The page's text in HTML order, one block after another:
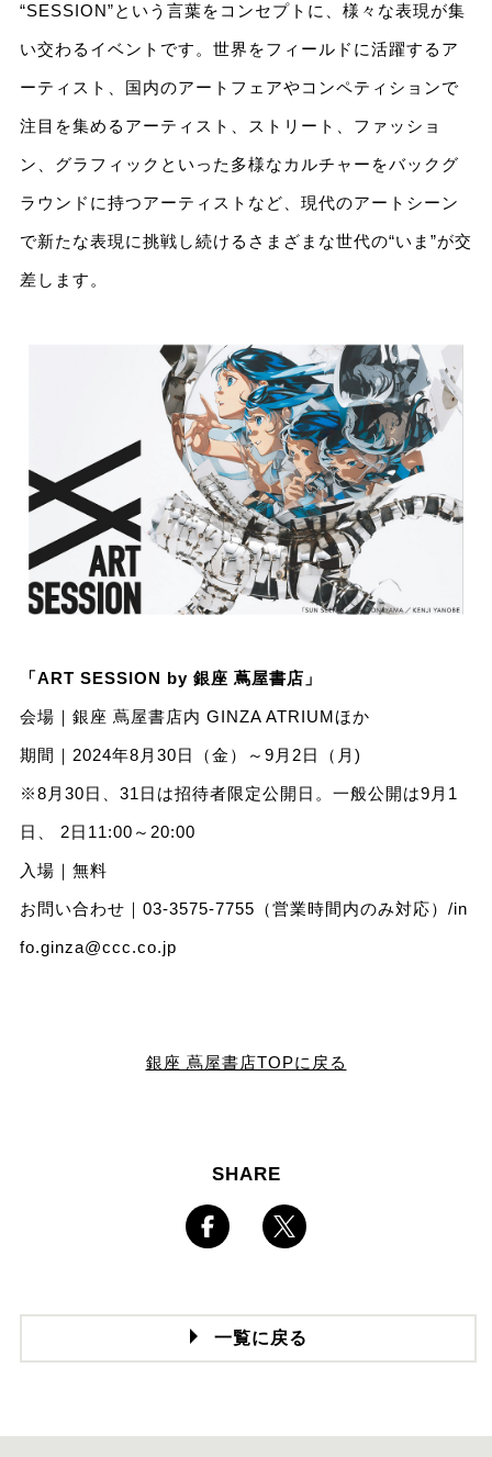
“SESSION”という言葉をコンセプトに、様々な表現が集
い交わるイベントです。世界をフィールドに活躍するア
ーティスト、国内のアートフェアやコンペティションで
注目を集めるアーティスト、ストリート、ファッショ
ン、グラフィックといった多様なカルチャーをバックグ
ラウンドに持つアーティストなど、現代のアートシーン
で新たな表現に挑戦し続けるさまざまな世代の“いま”が交
差します。
「ART SESSION by 銀座 蔦屋書店」
会場｜銀座 蔦屋書店内 GINZA ATRIUMほか
期間｜2024年8月30日（金）～9月2日（月)
※8月30日、31日は招待者限定公開日。一般公開は9月1
日、 2日11:00～20:00
入場｜無料
お問い合わせ｜03-3575-7755（営業時間内のみ対応）/in
fo.ginza@ccc.co.jp
銀座 蔦屋書店TOPに戻る
SHARE
一覧に戻る